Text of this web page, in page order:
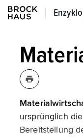
ursprünglich
Bereitstellung